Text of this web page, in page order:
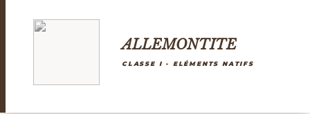
ALLEMONTITE
CLASSE I - ELÉMENTS NATIFS